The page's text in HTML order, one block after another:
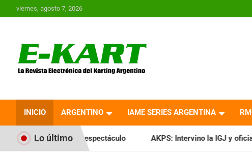
al
viernes, agosto 7, 2026
Revista Electrónica del
Karting en Argentina
INICIO ARGENTINO IAME SERIES ARGENTINA
Lo último
espectáculo AKPS: Intervino la IGJ y oficializó el llamado a